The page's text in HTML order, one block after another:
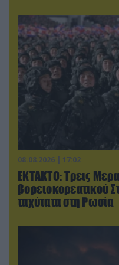
08.08.2026 | 17:02
ΕΚΤΑΚΤΟ: Τρεις
βορειοκορεατικού
ταχύτατα στη Ρωσία